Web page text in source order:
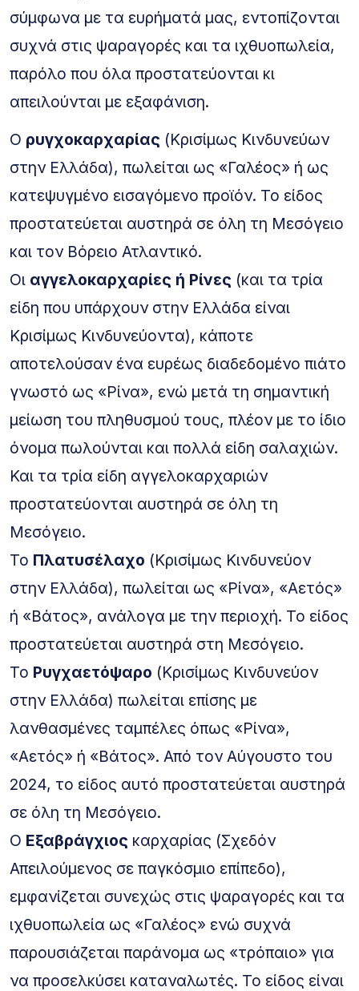
σύμφωνα με τα ευρήματά μας, εντοπίζονται
συχνά στις ψαραγορές και τα ιχθυοπωλεία,
παρόλο που όλα προστατεύονται κι
απειλούνται με εξαφάνιση.
Ο ρυγχοκαρχαρίας (Κρισίμως Κινδυνεύων
στην Ελλάδα), πωλείται ως «Γαλέος» ή ως
κατεψυγμένο εισαγόμενο προϊόν. Το είδος
προστατεύεται αυστηρά σε όλη τη Μεσόγειο
και τον Βόρειο Ατλαντικό.
Οι αγγελοκαρχαρίες ή Ρίνες (και τα τρία
είδη που υπάρχουν στην Ελλάδα είναι
Κρισίμως Κινδυνεύοντα), κάποτε
αποτελούσαν ένα ευρέως διαδεδομένο πιάτο
γνωστό ως «Ρίνα», ενώ μετά τη σημαντική
μείωση του πληθυσμού τους, πλέον με το ίδιο
όνομα πωλούνται και πολλά είδη σαλαχιών.
Και τα τρία είδη αγγελοκαρχαριών
προστατεύονται αυστηρά σε όλη τη
Μεσόγειο.
To Πλατυσέλαχο (Κρισίμως Κινδυνεύον
στην Ελλάδα), πωλείται ως «Ρίνα», «Αετός»
ή «Βάτος», ανάλογα με την περιοχή. Το είδος
προστατεύεται αυστηρά στη Μεσόγειο.
To Ρυγχαετόψαρο (Κρισίμως Κινδυνεύον
στην Ελλάδα) πωλείται επίσης με
λανθασμένες ταμπέλες όπως «Ρίνα»,
«Αετός» ή «Βάτος». Από τον Αύγουστο του
2024, το είδος αυτό προστατεύεται αυστηρά
σε όλη τη Μεσόγειο.
Ο Εξαβράγχιος καρχαρίας (Σχεδόν
Απειλούμενος σε παγκόσμιο επίπεδο),
εμφανίζεται συνεχώς στις ψαραγορές και τα
ιχθυοπωλεία ως «Γαλέος» ενώ συχνά
παρουσιάζεται παράνομα ως «τρόπαιο» για
να προσελκύσει καταναλωτές. Το είδος είναι